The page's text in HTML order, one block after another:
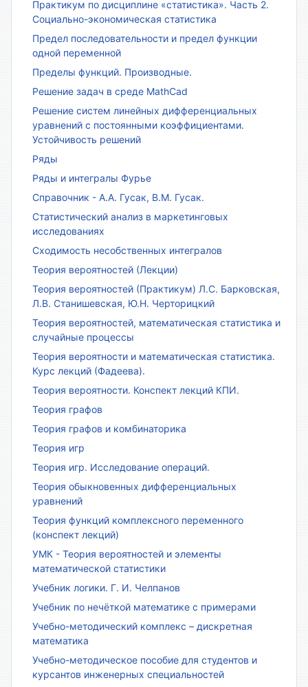
Практикум по дисциплине «статистика». Часть 2.
Социально-экономическая статистика
Предел последовательности и предел функции
одной переменной
Пределы функций. Производные.
Решение задач в среде MathCad
Решение систем линейных дифференциальных
уравнений с постоянными коэффициентами.
Устойчивость решений
Ряды
Ряды и интегралы Фурье
Справочник - А.А. Гусак, В.М. Гусак.
Статистический анализ в маркетинговых
исследованиях
Сходимость несобственных интегралов
Теория вероятностей (Лекции)
Теория вероятностей (Практикум) Л.С. Барковская,
Л.В. Станишевская, Ю.Н. Черторицкий
Теория вероятностей, математическая статистика и
случайные процессы
Теория вероятности и математическая статистика.
Курс лекций (Фадеева).
Теория вероятности. Конспект лекций КПИ.
Теория графов
Теория графов и комбинаторика
Теория игр
Теория игр. Исследование операций.
Теория обыкновенных дифференциальных
уравнений
Теория функций комплексного переменного
(конспект лекций)
УМК - Теория вероятностей и элементы
математической статистики
Учебник логики. Г. И. Челпанов
Учебник по нечёткой математике с примерами
Учебно-методический комплекс – дискретная
математика
Учебно-методическое пособие для студентов и
курсантов инженерных специальностей